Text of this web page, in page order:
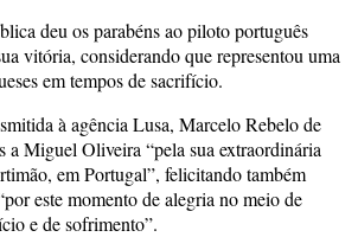
deu os parabéns ao piloto português
vitória, considerando que representou uma
em tempos de sacrifício.
à agência Lusa, Marcelo Rebelo de
a Miguel Oliveira “pela sua extraordinária
em Portugal”, felicitando também
este momento de alegria no meio de
e de sofrimento”.